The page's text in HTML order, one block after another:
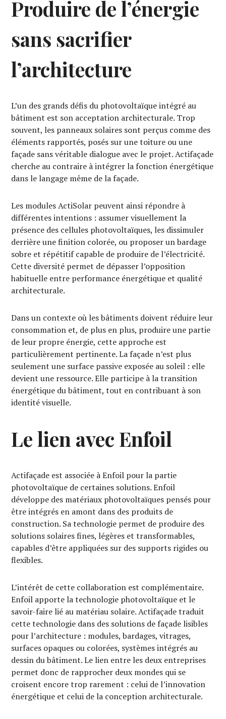
Produire de l’énergie
sans sacrifier
l’architecture
L’un des grands défis du photovoltaïque intégré au
bâtiment est son acceptation architecturale. Trop
souvent, les panneaux solaires sont perçus comme des
éléments rapportés, posés sur une toiture ou une
façade sans véritable dialogue avec le projet. Actifaçade
cherche au contraire à intégrer la fonction énergétique
dans le langage même de la façade.
Les modules ActiSolar peuvent ainsi répondre à
différentes intentions : assumer visuellement la
présence des cellules photovoltaïques, les dissimuler
derrière une finition colorée, ou proposer un bardage
sobre et répétitif capable de produire de l’électricité.
Cette diversité permet de dépasser l’opposition
habituelle entre performance énergétique et qualité
architecturale.
Dans un contexte où les bâtiments doivent réduire leur
consommation et, de plus en plus, produire une partie
de leur propre énergie, cette approche est
particulièrement pertinente. La façade n’est plus
seulement une surface passive exposée au soleil : elle
devient une ressource. Elle participe à la transition
énergétique du bâtiment, tout en contribuant à son
identité visuelle.
Le lien avec Enfoil
Actifaçade est associée à Enfoil pour la partie
photovoltaïque de certaines solutions. Enfoil
développe des matériaux photovoltaïques pensés pour
être intégrés en amont dans des produits de
construction. Sa technologie permet de produire des
solutions solaires fines, légères et transformables,
capables d’être appliquées sur des supports rigides ou
flexibles.
L’intérêt de cette collaboration est complémentaire.
Enfoil apporte la technologie photovoltaïque et le
savoir-faire lié au matériau solaire. Actifaçade traduit
cette technologie dans des solutions de façade lisibles
pour l’architecture : modules, bardages, vitrages,
surfaces opaques ou colorées, systèmes intégrés au
dessin du bâtiment. Le lien entre les deux entreprises
permet donc de rapprocher deux mondes qui se
croisent encore trop rarement : celui de l’innovation
énergétique et celui de la conception architecturale.